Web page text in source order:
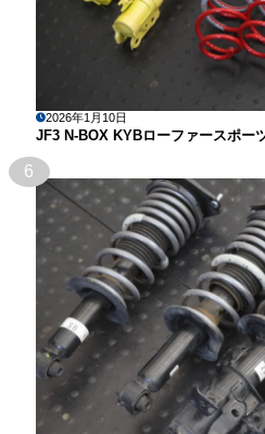
2026年1月10日
JF3 N-BOX KYBローファースポー
6